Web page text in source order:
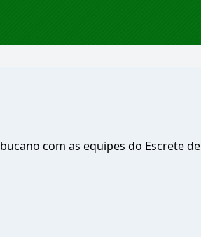
com as equipes do Escrete de